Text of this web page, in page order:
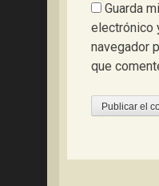
Guarda
electrónico
navegador
que